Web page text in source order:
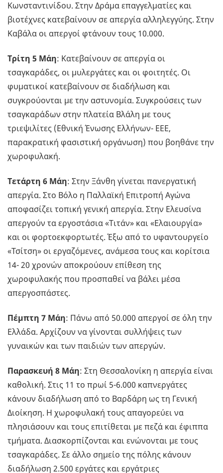
Κωνσταντινίδου. Στην Δράμα επαγγελματίες και
βιοτέχνες κατεβαίνουν σε απεργία αλληλεγγύης. Στην
Καβάλα οι απεργοί φτάνουν τους 10.000.
Τρίτη 5 Μάη: Κατεβαίνουν σε απεργία οι
τσαγκαράδες, οι μυλεργάτες και οι φοιτητές. Οι
φυματικοί κατεβαίνουν σε διαδήλωση και
συγκρούονται με την αστυνομία. Συγκρούσεις των
τσαγκαράδων στην πλατεία Βλάλη με τους
τριεψιλίτες (Εθνική Ένωσης Ελλήνων- ΕΕΕ,
παρακρατική φασιστική οργάνωση) που βοηθάνε την
χωροφυλακή.
Τετάρτη 6 Μάη: Στην Ξάνθη γίνεται πανεργατική
απεργία. Στο Βόλο η Παλλαϊκή Επιτροπή Αγώνα
αποφασίζει τοπική γενική απεργία. Στην Ελευσίνα
απεργούν τα εργοστάσια «Τιτάν» και «Ελαιουργία»
και οι φορτοεκφορτωτές. Έξω από το υφαντουργείο
«Τσίτση» οι εργαζόμενες, ανάμεσα τους και κορίτσια
14- 20 χρονών αποκρούουν επίθεση της
χωροφυλακής που προσπαθεί να βάλει μέσα
απεργοσπάστες.
Πέμπτη 7 Μάη: Πάνω από 50.000 απεργοί σε όλη την
Ελλάδα. Αρχίζουν να γίνονται συλλήψεις των
γυναικών και των παιδιών των απεργών.
Παρασκευή 8 Μάη: Στη Θεσσαλονίκη η απεργία είναι
καθολική. Στις 11 το πρωί 5-6.000 καπνεργάτες
κάνουν διαδήλωση από το Βαρδάρη ως τη Γενική
Διοίκηση. Η χωροφυλακή τους απαγορεύει να
πλησιάσουν και τους επιτίθεται με πεζά και έφιππα
τμήματα. Διασκορπίζονται και ενώνονται με τους
τσαγκαράδες. Σε άλλο σημείο της πόλης κάνουν
διαδήλωση 2.500 εργάτες και εργάτριες